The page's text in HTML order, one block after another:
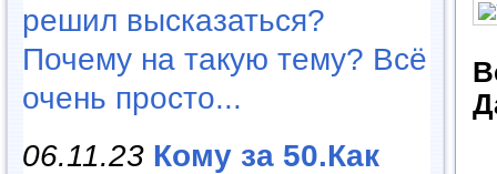
решил высказаться?
Почему на такую тему? Всё
очень просто...
06.11.23 Кому за 50.Как